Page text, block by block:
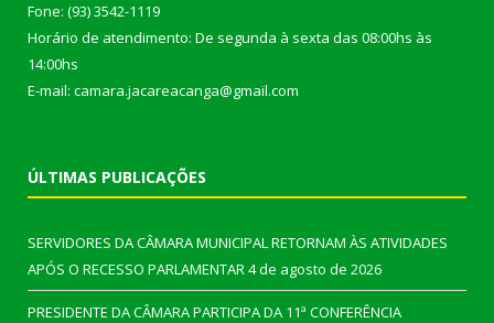
Fone: (93) 3542-1119
Horário de atendimento: De segunda à sexta das 08:00hs às
14:00hs
E-mail: camara.jacareacanga@gmail.com
ÚLTIMAS PUBLICAÇÕES
SERVIDORES DA CÂMARA MUNICIPAL RETORNAM ÀS ATIVIDADES
APÓS O RECESSO PARLAMENTAR4 de agosto de 2026
PRESIDENTE DA CÂMARA PARTICIPA DA 11ª CONFERÊNCIA